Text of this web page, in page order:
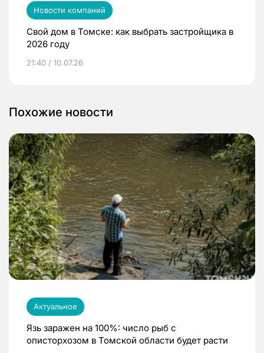
Новости компаний
Свой дом в Томске: как выбрать застройщика в
2026 году
21:40 / 10.07.26
Похожие новости
Актуальное
Язь заражен на 100%: число рыб с
описторхозом в Томской области будет расти